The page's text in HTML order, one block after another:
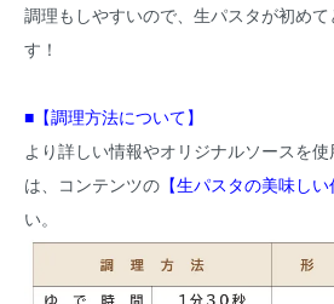
調理もしやすいので、生パスタが初め
す！
■【調理方法について】
より詳しい情報やオリジナルソースを
は、コンテンツの 【生パスタの美味しい
い。